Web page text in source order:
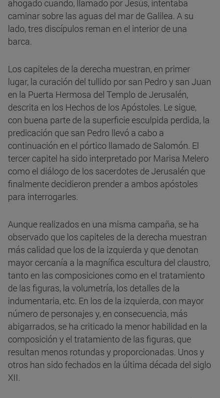
ahogado cuando, llamado por Jesús, intentaba
caminar sobre las aguas del mar de Galilea. A su
lado, tres discípulos reman en el interior de una
barca.
Los capiteles de la derecha muestran, en primer
lugar, la curación del tullido por san Pedro y san Juan
en la Puerta Hermosa del Templo de Jerusalén,
descrita en los Hechos de los Apóstoles. Le sigue,
con buena parte de la superficie esculpida perdida, la
predicación que san Pedro llevó a cabo a
continuación en el pórtico llamado de Salomón. El
tercer capitel ha sido interpretado por Marisa Melero
como el diálogo de los sacerdotes de Jerusalén que
finalmente decidieron prender a ambos apóstoles
para interrogarles.
Aunque realizados en una misma campaña, se ha
observado que los capiteles de la derecha muestran
más calidad que los de la izquierda y que denotan
mayor cercanía a la magnífica escultura del claustro,
tanto en las composiciones como en el tratamiento
de las figuras, la volumetría, los detalles de la
indumentaria, etc. En los de la izquierda, con mayor
número de personajes y, en consecuencia, más
abigarrados, se ha criticado la menor habilidad en la
composición y el tratamiento de las figuras, que
resultan menos rotundas y proporcionadas. Unos y
otros han sido fechados en la última década del siglo
XII.